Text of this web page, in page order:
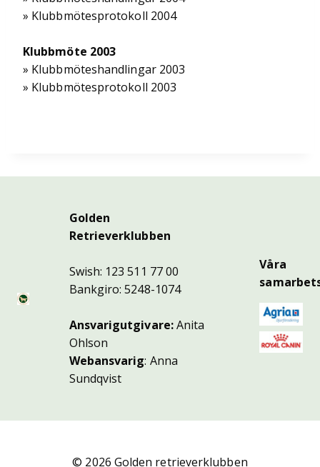
» Klubbmötesprotokoll 2004
Klubbmöte 2003
» Klubbmöteshandlingar 2003
» Klubbmötesprotokoll 2003
Golden
Retrieverklubben
Swish: 123 511 77 00
Bankgiro: 5248-1074
Ansvarigutgivare:Anita
Ohlson
Webansvarig: Anna
Sundqvist
Våra
© 2026 Golden retrieverklubben